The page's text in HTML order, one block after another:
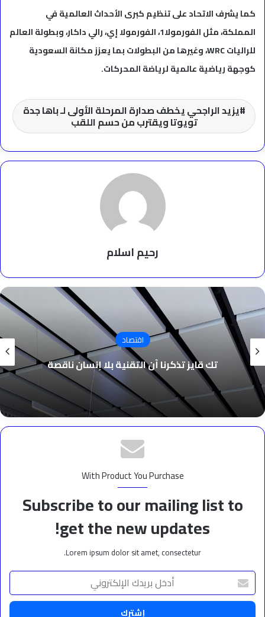
كما يشرف الاتحاد على تنظيم كبرى الأحداث العالمية في
المملكة، مثل الفورمولا1، الفورمولا إي، رالي داكار، وبطولة العالم
للراليات WRC، وغيرها من البطولات بما يعزز مكانة السعودية
كوجهة رياضية عالمية لرياضة المحركات.
يزيد الراجحي يخطف صدارة المرحلة الأولى لـ باها جدة
تويوتا ويقترب من حسم اللقب
رحيم اسلام
اقتصاد
تك قايز تذكرنا أن التقنية بلا إنسان ناقصة
With Product You Purchase
Subscribe to our mailing list to
get the new updates!
Lorem ipsum dolor sit amet, consectetur.
أدخل
بريدك
الإلكتروني